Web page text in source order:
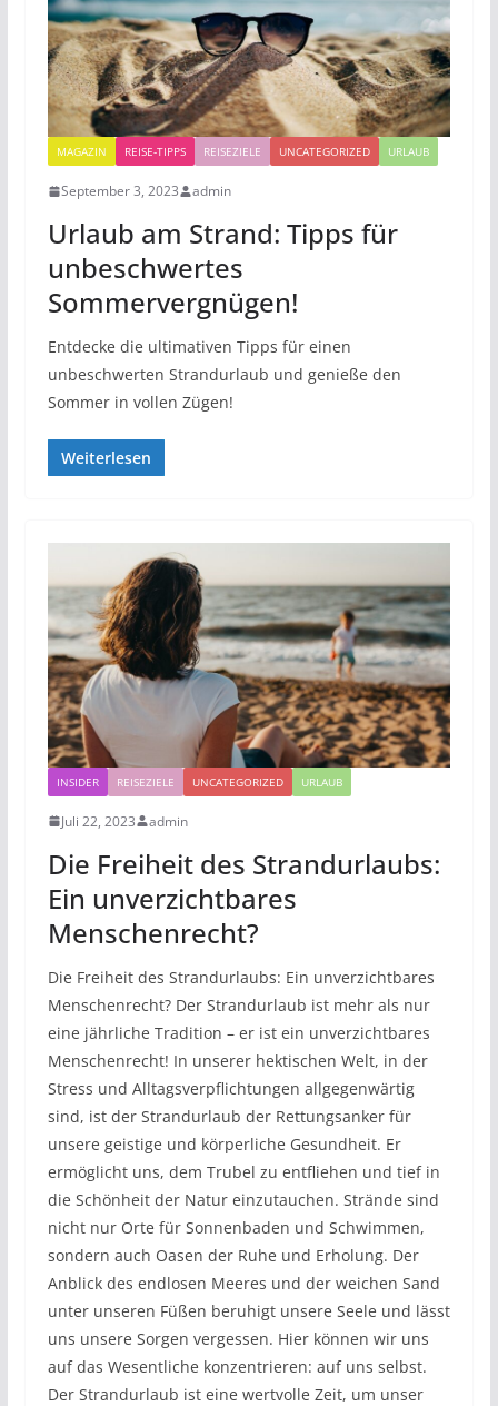
MAGAZIN REISE-TIPPS REISEZIELE UNCATEGORIZED URLAUB
September 3, 2023 admin
Urlaub am Strand: Tipps für
unbeschwertes
Sommervergnügen!
Entdecke die ultimativen Tipps für einen
unbeschwerten Strandurlaub und genieße den
Sommer in vollen Zügen!
Weiterlesen
INSIDER REISEZIELE UNCATEGORIZED URLAUB
Juli 22, 2023 admin
Die Freiheit des Strandurlaubs:
Ein unverzichtbares
Menschenrecht?
Die Freiheit des Strandurlaubs: Ein unverzichtbares
Menschenrecht? Der Strandurlaub ist mehr als nur
eine jährliche Tradition – er ist ein unverzichtbares
Menschenrecht! In unserer hektischen Welt, in der
Stress und Alltagsverpflichtungen allgegenwärtig
sind, ist der Strandurlaub der Rettungsanker für
unsere geistige und körperliche Gesundheit. Er
ermöglicht uns, dem Trubel zu entfliehen und tief in
die Schönheit der Natur einzutauchen. Strände sind
nicht nur Orte für Sonnenbaden und Schwimmen,
sondern auch Oasen der Ruhe und Erholung. Der
Anblick des endlosen Meeres und der weichen Sand
unter unseren Füßen beruhigt unsere Seele und lässt
uns unsere Sorgen vergessen. Hier können wir uns
auf das Wesentliche konzentrieren: auf uns selbst.
Der Strandurlaub ist eine wertvolle Zeit, um unser